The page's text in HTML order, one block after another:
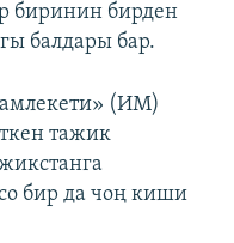
биринин бирден
балдары бар.
(ИМ)
тажик
бир да чоң киши